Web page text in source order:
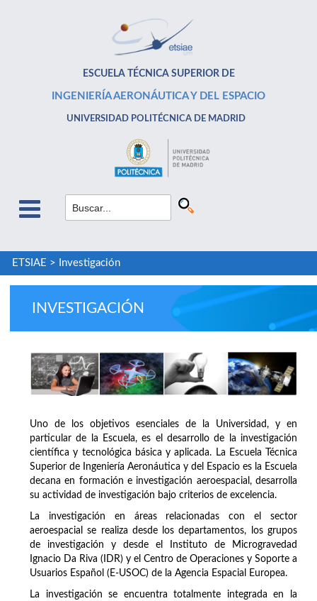
ESCUELA TÉCNICA SUPERIOR DE
INGENIERÍA AERONÁUTICA Y DEL ESPACIO
UNIVERSIDAD POLITÉCNICA DE MADRID
ETSIAE > Investigación
INVESTIGACIÓN
Uno de los objetivos esenciales de la Universidad, y en
particular de la Escuela, es el desarrollo de la investigación
científica y tecnológica básica y aplicada. La Escuela Técnica
Superior de Ingeniería Aeronáutica y del Espacio es la Escuela
decana en formación e investigación aeroespacial, desarrolla
su actividad de investigación bajo criterios de excelencia.
La investigación en áreas relacionadas con el sector
aeroespacial se realiza desde los departamentos, los grupos
de investigación y desde el Instituto de Microgravedad
Ignacio Da Riva (IDR) y el Centro de Operaciones y Soporte a
Usuarios Español (E-USOC) de la Agencia Espacial Europea.
La investigación se encuentra totalmente integrada en la